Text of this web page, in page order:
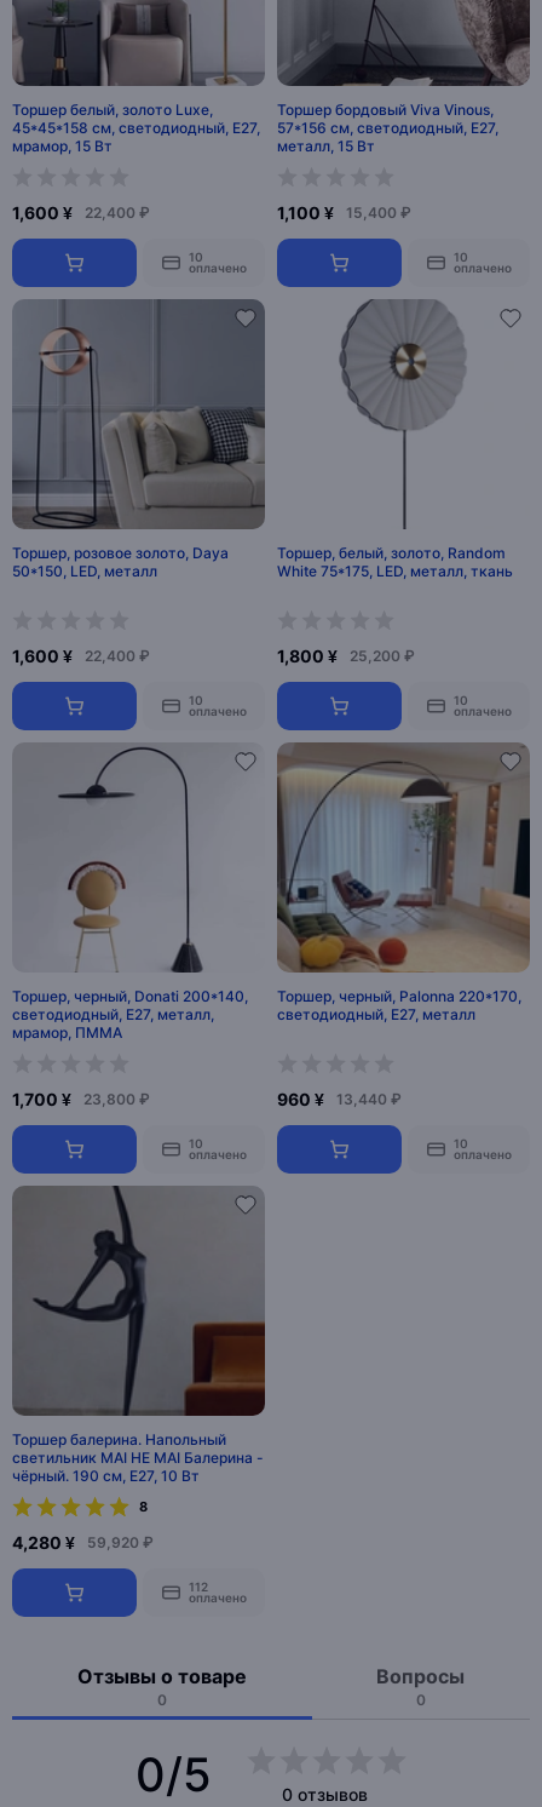
Торшер белый, золото Luxe,
45*45*158 см, светодиодный, Е27,
мрамор, 15 Вт
1,600 ¥ 22,400 ₽
10
оплачено
Торшер бордовый Viva Vinous,
57*156 см, светодиодный, Е27,
металл, 15 Вт
1,100 ¥ 15,400 ₽
10
оплачено
Торшер, розовое золото, Daya
50*150, LED, металл
1,600 ¥ 22,400 ₽
10
оплачено
Торшер, белый, золото, Random
White 75*175, LED, металл, ткань
1,800 ¥ 25,200 ₽
10
оплачено
Торшер, черный, Donati 200*140,
светодиодный, Е27, металл,
мрамор, ПММА
1,700 ¥ 23,800 ₽
10
оплачено
Торшер, черный, Palonna 220*170,
светодиодный, E27, металл
960 ¥ 13,440 ₽
10
оплачено
Торшер балерина. Напольный
светильник MAI HE MAI Балерина -
чёрный. 190 см, E27, 10 Вт
8
4,280 ¥ 59,920 ₽
112
оплачено
Отзывы о товаре
0
Вопросы
0
0/5
0 отзывов